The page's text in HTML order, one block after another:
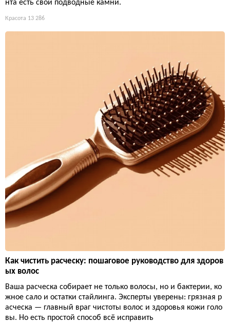
нта есть свои подводные камни.
Красота 13 286
Как чистить расческу: пошаговое руководство для здоров
ых волос
Ваша расческа собирает не только волосы, но и бактерии, ко
жное сало и остатки стайлинга. Эксперты уверены: грязная р
асческа — главный враг чистоты волос и здоровья кожи голо
вы. Но есть простой способ всё исправить